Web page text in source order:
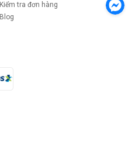
Kiểm tra đơn hàng
Blog